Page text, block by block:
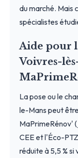
du marché. Mais
spécialistes
Aide pour
Voivres-
La pose ou le
le-Mans peut
MaPrimeRénov'
CEE et l'Éco-
réduite à 5,5 % si